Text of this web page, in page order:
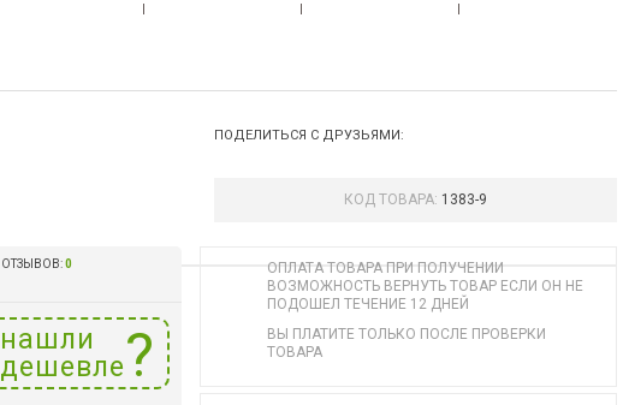
ПОДЕЛИТЬСЯ С ДРУЗЬЯМИ:
КОД ТОВАРА: 1383-9
ОТЗЫВОВ:0
нашли
дешевле
ОПЛАТА ТОВАРА ПРИ ПОЛУЧЕНИИ
ВОЗМОЖНОСТЬ ВЕРНУТЬ ТОВАР ЕСЛИ ОН НЕ
ПОДОШЕЛ ТЕЧЕНИЕ 12 ДНЕЙ
ВЫ ПЛАТИТЕ ТОЛЬКО ПОСЛЕ ПРОВЕРКИ
ТОВАРА